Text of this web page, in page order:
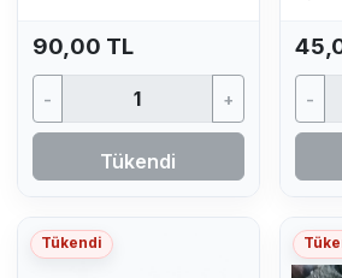
90,00 TL
- +
Tükendi
-
Tükendi